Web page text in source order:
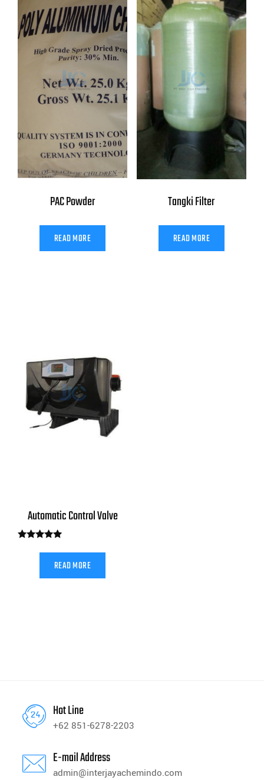
PAC Powder
READ MORE
Tangki Filter
READ MORE
Automatic Control Valve
5.00
out of 5READ MORE
Hot Line
+62 851-6278-2203
E-mail Address
admin@interjayachemindo.com